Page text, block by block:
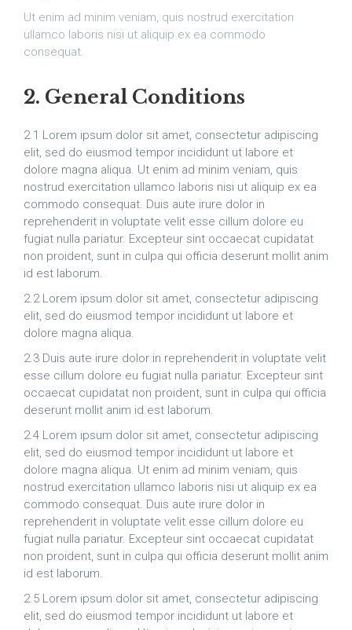
Ut enim ad minim veniam, quis nostrud exercitation
ullamco laboris nisi ut aliquip ex ea commodo
consequat.
2. General Conditions
2.1 Lorem ipsum dolor sit amet, consectetur adipiscing
elit, sed do eiusmod tempor incididunt ut labore et
dolore magna aliqua. Ut enim ad minim veniam, quis
nostrud exercitation ullamco laboris nisi ut aliquip ex ea
commodo consequat. Duis aute irure dolor in
reprehenderit in voluptate velit esse cillum dolore eu
fugiat nulla pariatur. Excepteur sint occaecat cupidatat
non proident, sunt in culpa qui officia deserunt mollit anim
id est laborum.
2.2 Lorem ipsum dolor sit amet, consectetur adipiscing
elit, sed do eiusmod tempor incididunt ut labore et
dolore magna aliqua.
2.3 Duis aute irure dolor in reprehenderit in voluptate velit
esse cillum dolore eu fugiat nulla pariatur. Excepteur sint
occaecat cupidatat non proident, sunt in culpa qui officia
deserunt mollit anim id est laborum.
2.4 Lorem ipsum dolor sit amet, consectetur adipiscing
elit, sed do eiusmod tempor incididunt ut labore et
dolore magna aliqua. Ut enim ad minim veniam, quis
nostrud exercitation ullamco laboris nisi ut aliquip ex ea
commodo consequat. Duis aute irure dolor in
reprehenderit in voluptate velit esse cillum dolore eu
fugiat nulla pariatur. Excepteur sint occaecat cupidatat
non proident, sunt in culpa qui officia deserunt mollit anim
id est laborum.
2.5 Lorem ipsum dolor sit amet, consectetur adipiscing
elit, sed do eiusmod tempor incididunt ut labore et